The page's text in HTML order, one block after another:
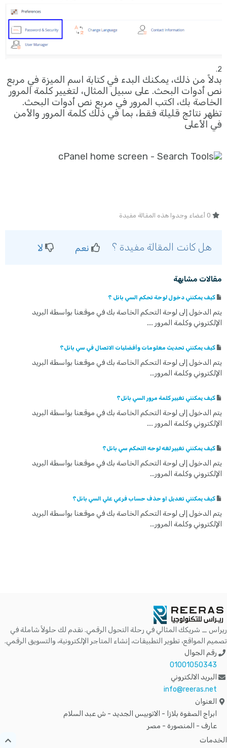
2.
بدلاً من ذلك، يمكنك البدء في كتابة اسم الميزة في مربع
نص أدوات البحث. على سبيل المثال، لتغيير كلمة المرور
الخاصة بك، اكتب المرور في مربع نص أدوات البحث.
تظهر نتائج قليلة فقط، بما في ذلك كلمة المرور والأمن
في الأعلى
هل كانت المقالة مفيدة ؟ نعم لا
مقالات مشابهة
كيف يمكنني دخول لوحة تحكم السي بانل ؟
يتم الدخول إلى لوحة التحكم الخاصة بك في موقعنا بواسطة البريد
الإلكتروني وكلمة المرور ....
كيف يمكنني تحديث معلومات وأفضليات الاتصال في سي بانل؟
يتم الدخول إلى لوحة التحكم الخاصة بك في موقعنا بواسطة البريد
الإلكتروني وكلمة المرور...
كيف يمكنني تغيير كلمة مرور السي بانل؟
يتم الدخول إلى لوحة التحكم الخاصة بك في موقعنا بواسطة البريد
الإلكتروني وكلمة المرور ....
كيف يمكنني تغيير لغه لوحه التحكم سي بانل؟
يتم الدخول إلى لوحة التحكم الخاصة بك في موقعنا بواسطة البريد
الإلكتروني وكلمة المرور...
كيف يمكنني تعديل او حذف حساب فرعي علي السي بانل؟
يتم الدخول إلى لوحة التحكم الخاصة بك في موقعنا بواسطة البريد
الإلكتروني وكلمة المرور...
ريراس _ شريكك المثالي في رحلة التحول الرقمي. نقدم لك حلولاً شاملة في
تصميم المواقع، تطوير التطبيقات، إنشاء المتاجر الإلكترونية، والتسويق الرقمي.
رقم الجوال
01001050343
البريد الالكتروني
info@reeras.net
العنوان
ابراج الصفوة بلازا - الاتوبيس الجديد - ش عبد السلام
عارف - المنصورة - مصر
الخدمات